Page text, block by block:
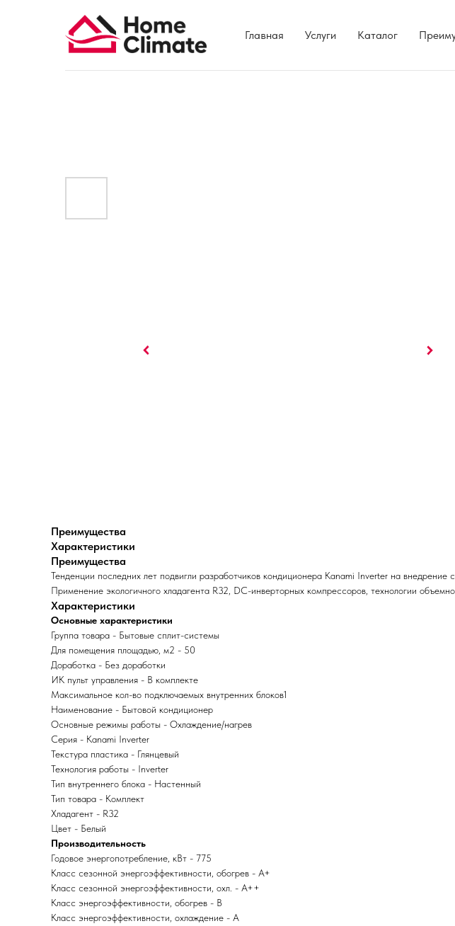
Главная Услуги Каталог
Преимущества
Характеристики
Преимущества
Тенденции последних лет подвигли разработчиков кондиционера Kanami Inverter на
Применение экологичного хладагента R32, DC-инверторных компрессоров, технологии
Характеристики
Основные характеристики
Группа товара - Бытовые сплит-системы
Для помещения площадью, м2 - 50
Доработка - Без доработки
ИК пульт управления - В комплекте
Максимальное кол-во подключаемых внутренних блоков1
Наименование - Бытовой кондиционер
Основные режимы работы - Охлаждение/нагрев
Серия - Kanami Inverter
Текстура пластика - Глянцевый
Технология работы - Inverter
Тип внутреннего блока - Настенный
Тип товара - Комплект
Хладагент - R32
Цвет - Белый
Производительность
Годовое энергопотребление, кВт - 775
Класс сезонной энергоэффективности, обогрев - A+
Класс сезонной энергоэффективности, охл. - A++
Класс энергоэффективности, обогрев - B
Класс энергоэффективности, охлаждение - A